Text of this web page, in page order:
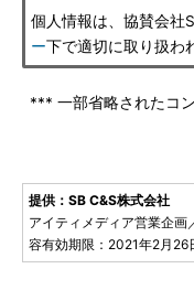
個人情報は、協賛会社
ー下で適切に取り扱わ
*** 一部省略されたコ
提供：SB C&S株式会社
アイティメディア営業企
容有効期限：2021年2月26